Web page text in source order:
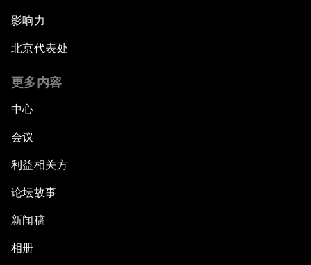
影响力
北京代表处
更多内容
中心
会议
利益相关方
论坛故事
新闻稿
相册